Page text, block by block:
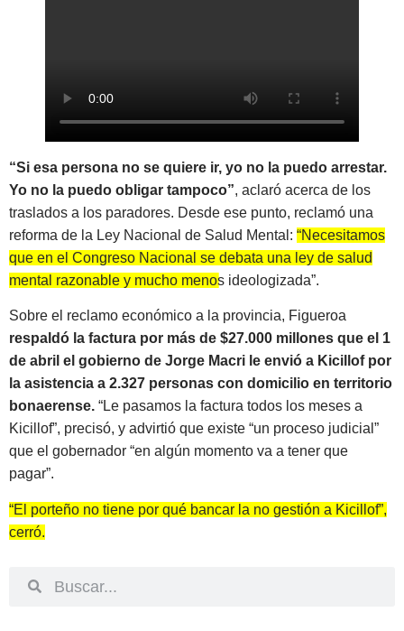
“Si esa persona no se quiere ir, yo no la puedo arrestar.
Yo no la puedo obligar tampoco”, aclaró acerca de los
traslados a los paradores. Desde ese punto, reclamó una
reforma de la Ley Nacional de Salud Mental: “Necesitamos
que en el Congreso Nacional se debata una ley de salud
mental razonable y mucho menos ideologizada”.
Sobre el reclamo económico a la provincia, Figueroa
respaldó la factura por más de $27.000 millones que el 1
de abril el gobierno de Jorge Macri le envió a Kicillof por
la asistencia a 2.327 personas con domicilio en territorio
bonaerense. “Le pasamos la factura todos los meses a
Kicillof”, precisó, y advirtió que existe “un proceso judicial”
que el gobernador “en algún momento va a tener que
pagar”.
“El porteño no tiene por qué bancar la no gestión a Kicillof”,
cerró.